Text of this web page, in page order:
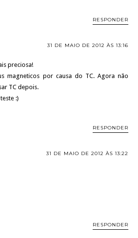
RESPONDER
31 DE MAIO DE 2012 ÀS 13:16
preciosa!
magneticos por causa do TC. Agora não
TC depois.
:)
RESPONDER
31 DE MAIO DE 2012 ÀS 13:22
RESPONDER